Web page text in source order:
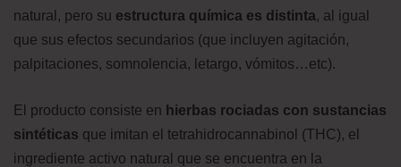
natural, pero su estructura química es distinta, al igual
que sus efectos secundarios (que incluyen agitación,
palpitaciones, somnolencia, letargo, vómitos…etc).
El producto consiste en hierbas rociadas con sustancias
sintéticas que imitan el tetrahidrocannabinol (THC), el
ingrediente activo natural que se encuentra en la